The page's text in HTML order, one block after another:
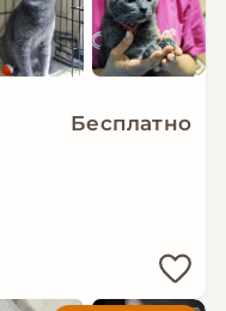
Бесплатно